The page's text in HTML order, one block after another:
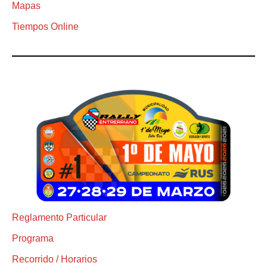
Mapas
Tiempos Online
Reglamento Particular
Programa
Recorrido / Horarios